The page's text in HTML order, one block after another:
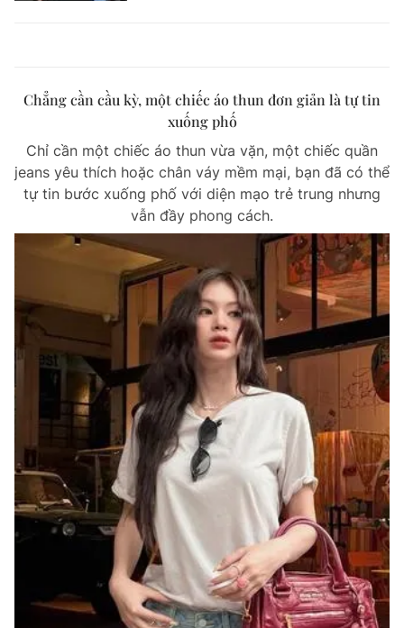
Chẳng cần cầu kỳ, một chiếc áo thun đơn giản là tự tin
xuống phố
Chỉ cần một chiếc áo thun vừa vặn, một chiếc quần
jeans yêu thích hoặc chân váy mềm mại, bạn đã có thể
tự tin bước xuống phố với diện mạo trẻ trung nhưng
vẫn đầy phong cách.